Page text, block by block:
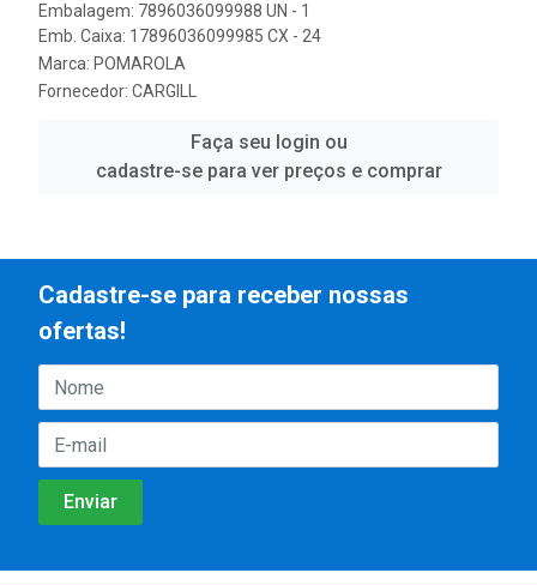
Embalagem: 7896036099988 UN - 1
Emb. Caixa: 17896036099985 CX - 24
Marca: POMAROLA
Fornecedor: CARGILL
Faça seu login ou
cadastre-se para ver preços e comprar
Cadastre-se para receber nossas
ofertas!